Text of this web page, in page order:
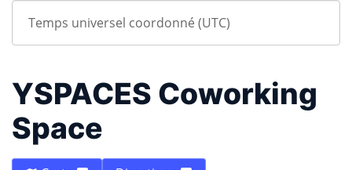
YSPACES Coworking
Space